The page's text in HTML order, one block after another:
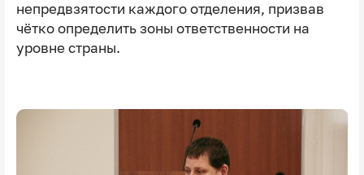
непредвзятости каждого отделения, призвав
чётко определить зоны ответственности на
уровне страны.